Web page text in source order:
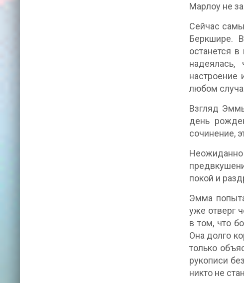
Марлоу не
Сейчас
Беркшире.
останется
любом
Взгляд
день
сочинение,
покой и
Эмма
уже отверг
в том, что
Она долго
только
рукописи
никто не